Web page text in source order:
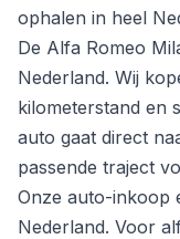
ophalen in heel
De Alfa Romeo
Nederland. Wij
kilometerstand en
auto gaat direct
passende traject
Onze auto-inkoop
Nederland. Voor